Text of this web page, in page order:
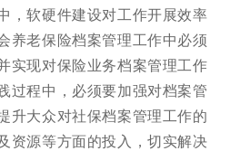
，软硬件建设对工作开展效率
养老保险档案管理工作中必须
实现对保险业务档案管理工作
过程中，必须要加强对档案管
升大众对社保档案管理工作的
资源等方面的投入，切实解决